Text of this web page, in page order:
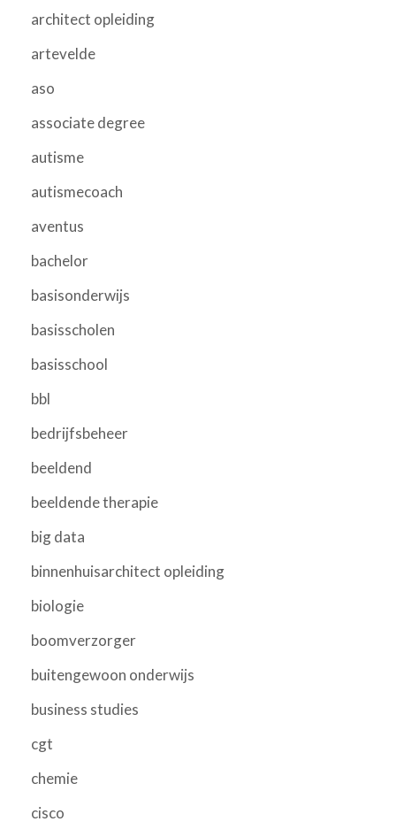
architect opleiding
artevelde
aso
associate degree
autisme
autismecoach
aventus
bachelor
basisonderwijs
basisscholen
basisschool
bbl
bedrijfsbeheer
beeldend
beeldende therapie
big data
binnenhuisarchitect opleiding
biologie
boomverzorger
buitengewoon onderwijs
business studies
cgt
chemie
cisco